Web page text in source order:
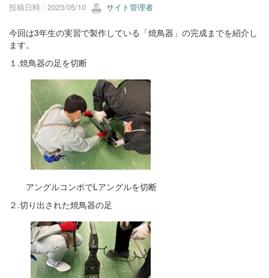
投稿日時 : 2023/05/10 サイト管理者
今回は3年生の実習で製作している「焼鳥器」の完成までを紹介し
ます。
１.焼鳥器の足を切断
アングルコンポでLアングルを切断
２.切り出された焼鳥器の足